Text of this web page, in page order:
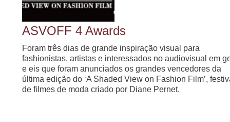
ASVOFF 4 Awards
Foram três dias de grande inspiração visual para
fashionistas, artistas e interessados no audiovisual em
e eis que foram anunciados os grandes vencedores da
última edição do ‘A Shaded View on Fashion Film’,
de filmes de moda criado por Diane Pernet.